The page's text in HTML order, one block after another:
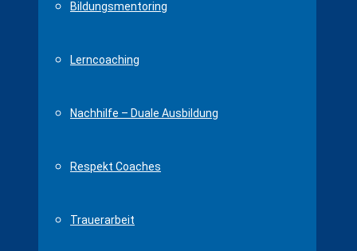
Bildungsmentoring
Lerncoaching
Nachhilfe – Duale Ausbildung
Respekt Coaches
Trauerarbeit